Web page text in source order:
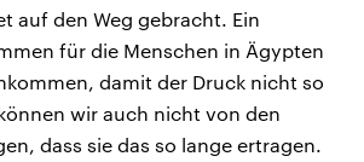
auf den Weg gebracht. Ein
für die Menschen in Ägypten
damit der Druck nicht so
wir auch nicht von den
dass sie das so lange ertragen.